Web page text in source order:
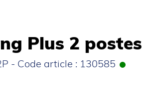
Plus 2 postes
- Code article : 130585